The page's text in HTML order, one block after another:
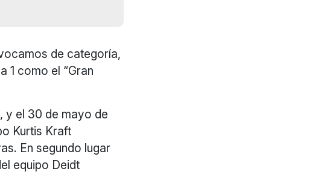
de categoría,
1 como el “Gran
y el 30 de mayo de
Kurtis Kraft
En segundo lugar
equipo Deidt